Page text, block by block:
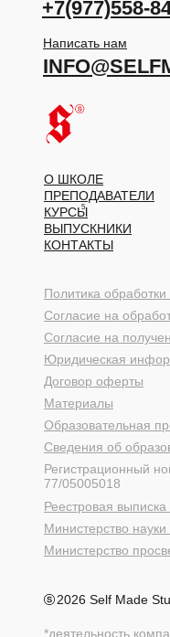
+7(977)558-
Написать нам
О ШКОЛЕ
ПРЕПОДАВАТЕЛИ
ВЫПУСКНИКИ
КУРСЫ
КОНТАКТЫ
5
Договор оферты
Материалы
2026 Self Made
Политика
Согласие на
Согласие на
Образовательная
Сведения об
Регистрационный
77/05005018
Реестровая
Министерство
Министерство
*деятельность
Юридическая